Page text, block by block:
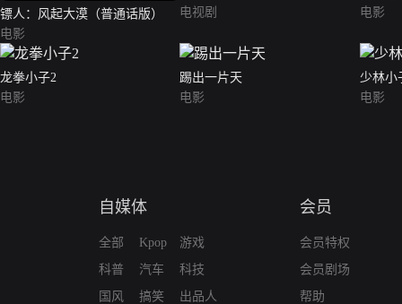
镖人：风起大漠（普通话版）
电影
电视剧
电影
龙拳小子2
电影
踢出一片天
电影
少林小
电影
自媒体
全部
科普
国风
Kpop
汽车
搞笑
游戏
科技
出品人
会员
会员特权
会员剧场
帮助